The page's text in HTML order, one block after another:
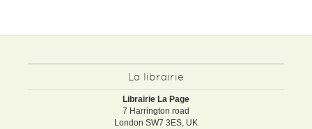
La librairie
Librairie La Page
7 Harrington road
London SW7 3ES, UK